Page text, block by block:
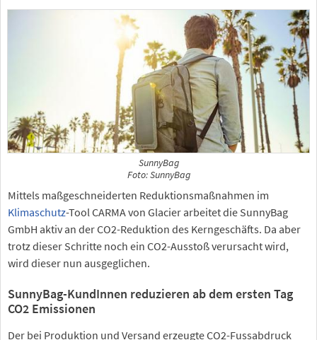
SunnyBag
Foto: SunnyBag
Mittels maßgeschneiderten Reduktionsmaßnahmen im
Klimaschutz-Tool CARMA von Glacier arbeitet die SunnyBag
GmbH aktiv an der CO2-Reduktion des Kerngeschäfts. Da aber
trotz dieser Schritte noch ein CO2-Ausstoß verursacht wird,
wird dieser nun ausgeglichen.
SunnyBag-KundInnen reduzieren ab dem ersten Tag
CO2 Emissionen
Der bei Produktion und Versand erzeugte CO2-Fussabdruck